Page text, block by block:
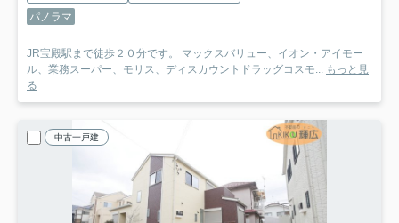
パノラマ
JR宝殿駅まで徒歩２０分です。 マックスバリュー、イオン・アイモー
ル、業務スーパー、モリス、ディスカウントドラッグコスモ... もっと見
る
中古一戸建